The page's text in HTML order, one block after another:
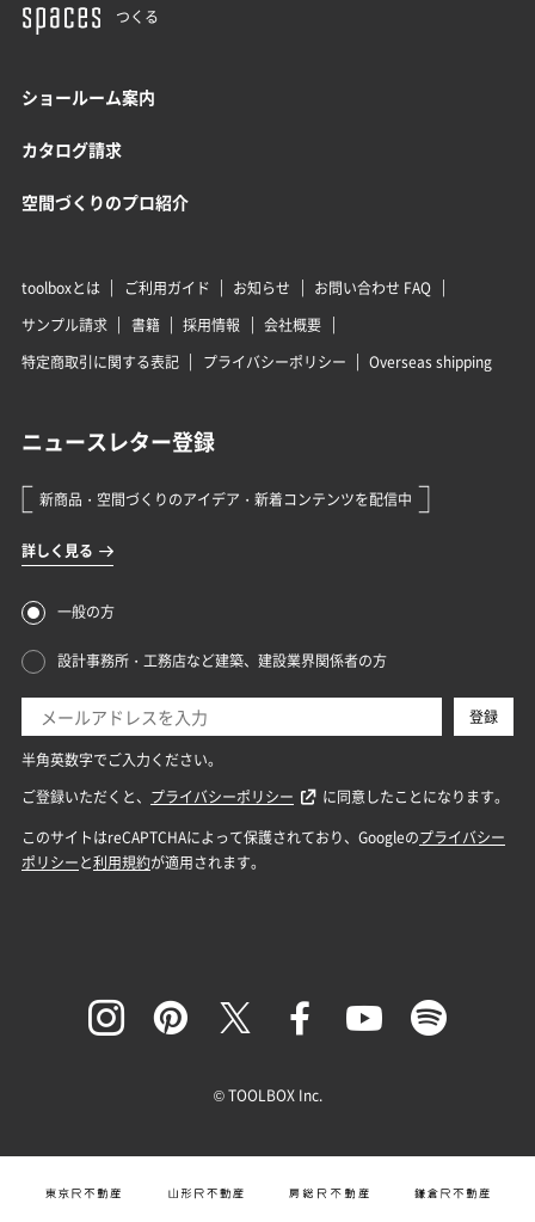
つくる
ショールーム案内
カタログ請求
空間づくりのプロ紹介
toolboxとは ご利用ガイド お知らせ
お問い合わせ FAQ
サンプル請求
書籍 採用情報
会社概要
特定商取引に関する表記
プライバシーポリシー Overseas shipping
© TOOLBOX Inc.